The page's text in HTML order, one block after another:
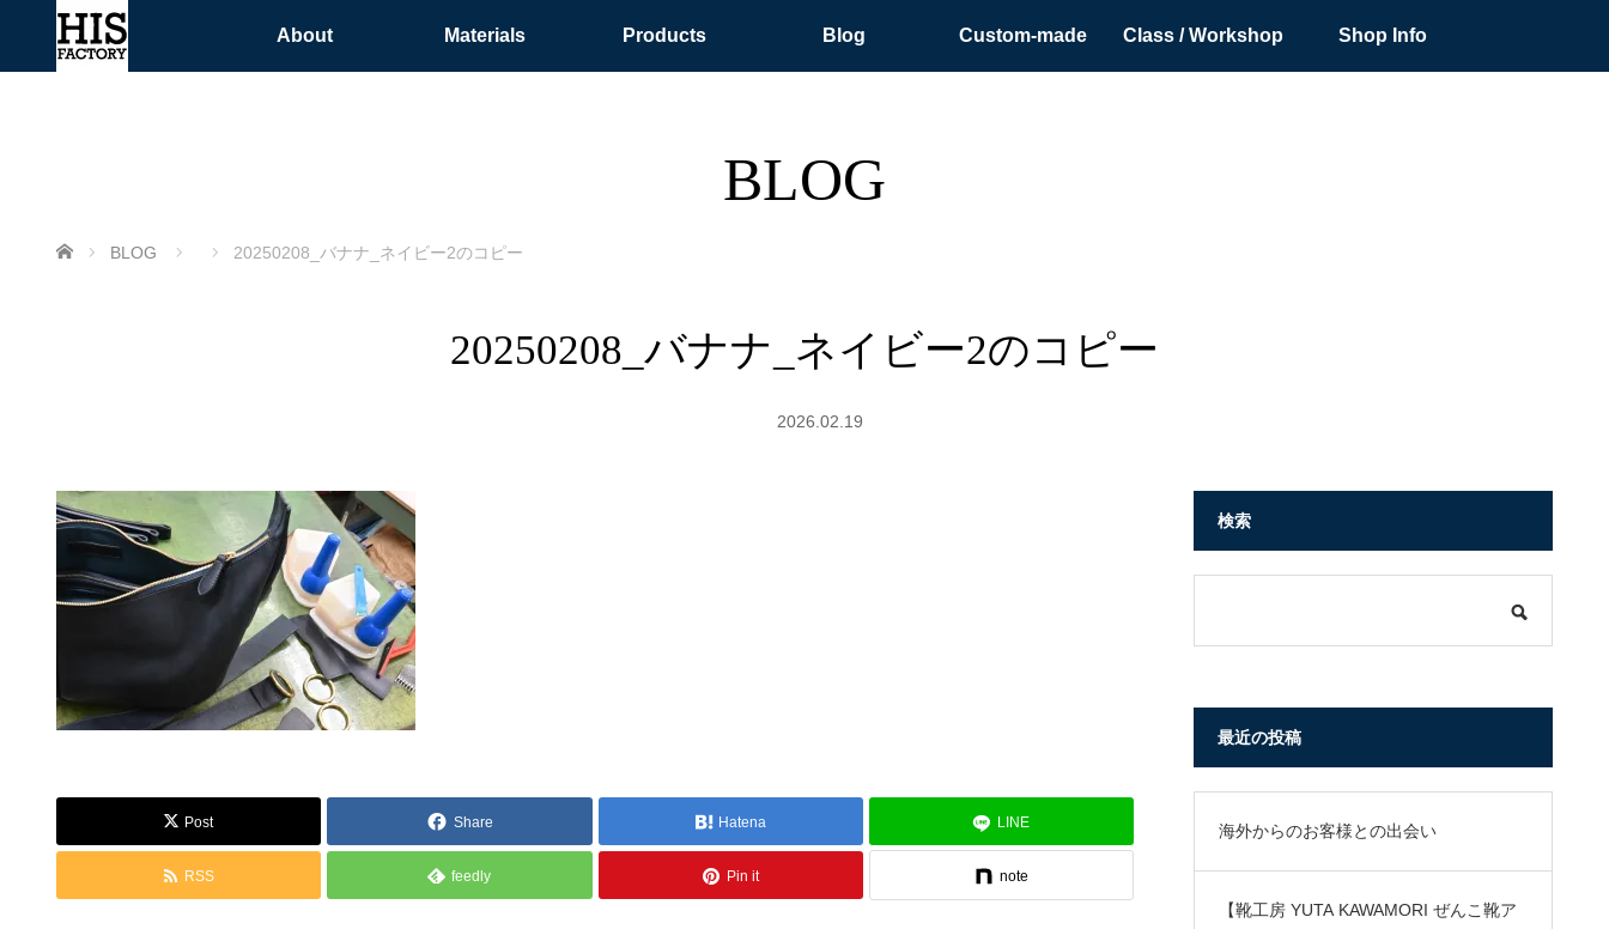
About Materials Products Blog Custom-made Class / Workshop Shop Info
BLOG
ホーム BLOG 20250208_バナナ_ネイビー2のコピー
20250208_バナナ_ネイビー2のコピー
2026.02.19
Post Share Hatena LINE
RSS feedly Pin it note
検索
最近の投稿
海外からのお客様との出会い
【靴工房 YUTA KAWAMORI ぜんこ靴ア